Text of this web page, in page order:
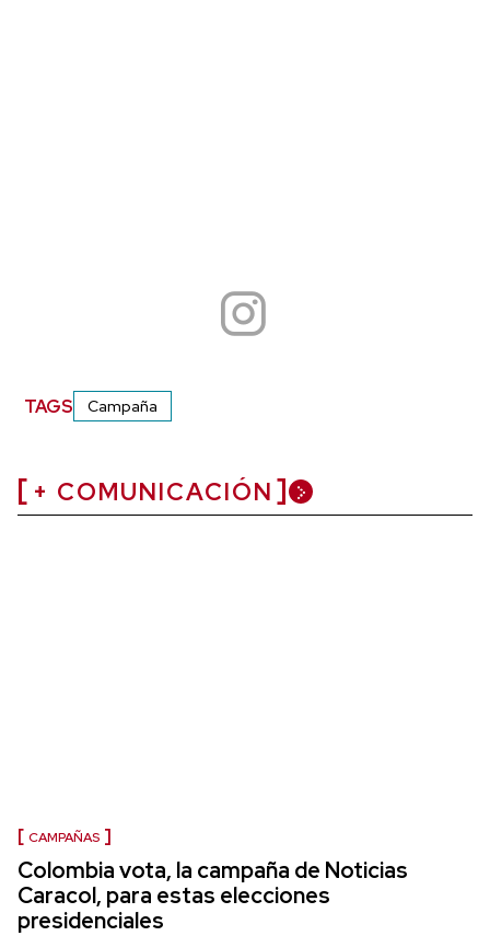
TAGS Campaña
+ COMUNICACIÓN
CAMPAÑAS
Colombia vota, la campaña de Noticias
Caracol, para estas elecciones
presidenciales